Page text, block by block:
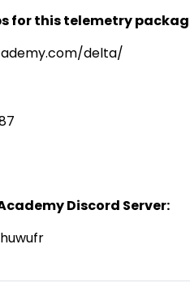
for this telemetry
delta/
Discord Server: